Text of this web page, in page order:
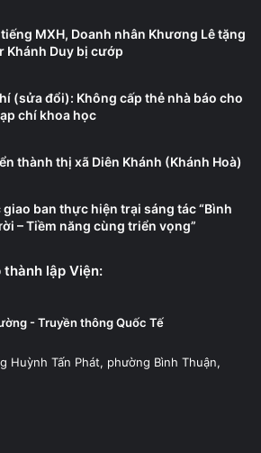
MXH, Doanh nhân Khương Lê tặng
Khánh Duy bị cướp
(sửa đổi): Không cấp thẻ nhà báo cho
chí khoa học
thành thị xã Diên Khánh (Khánh Hoà)
ban thực hiện trại sáng tác “Bình
– Tiềm năng cùng triển vọng”
lập Viện:
- Truyền thông Quốc Tế
Huỳnh Tấn Phát, phường Bình Thuận,